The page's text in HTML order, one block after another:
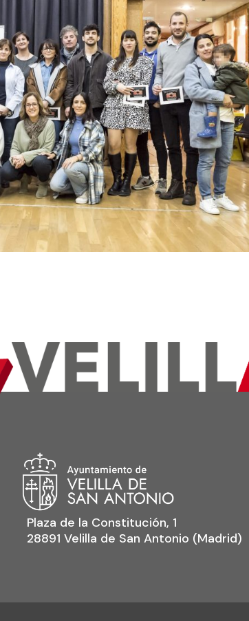
Plaza de la Constitución, 1
28891 Velilla de San Antonio (Madrid)